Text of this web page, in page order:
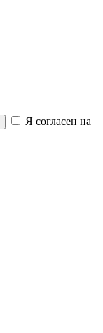
Я согласен на